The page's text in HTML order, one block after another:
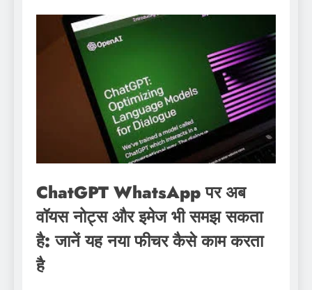
ChatGPT WhatsApp पर अब
वॉयस नोट्स और इमेज भी समझ सकता
है: जानें यह नया फीचर कैसे काम करता
है